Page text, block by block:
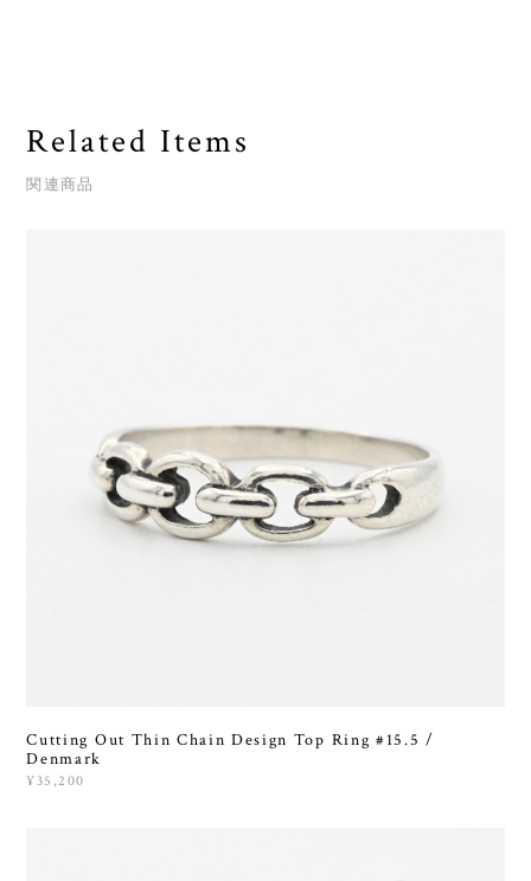
Related Items
関連商品
Cutting Out Thin Chain Design Top Ring #15.5 /
Denmark
¥35,200